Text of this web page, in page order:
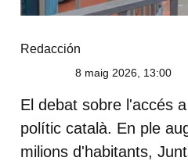
Redacción
8 maig 2026, 13:00
El debat sobre l'accés
polític català. En ple
milions d'habitants,